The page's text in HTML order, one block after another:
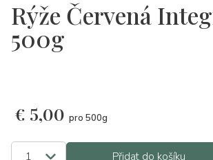
Rýže Červená
500g
€ 5,00 pro 500g
Přidat do košíku